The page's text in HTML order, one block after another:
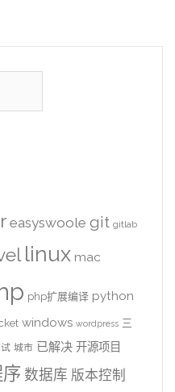
easyswoole git gitlab
linux mac
php扩展编译 python
windows wordpress 三
城市 已解决 开源项目
数据库 版本控制